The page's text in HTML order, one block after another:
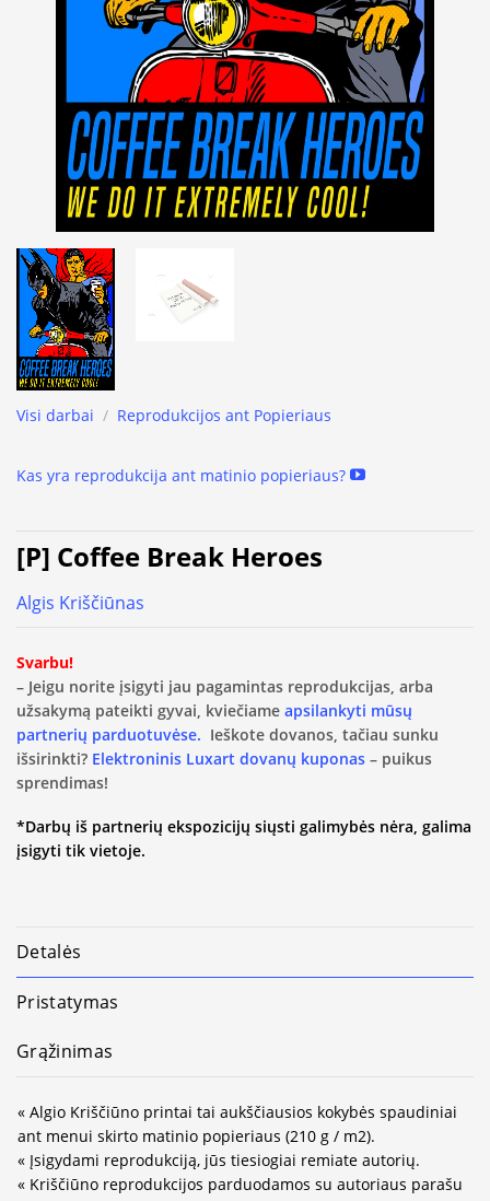
Visi darbai / Reprodukcijos ant Popieriaus
Kas yra reprodukcija ant matinio popieriaus?
[P] Coffee Break Heroes
Algis Kriščiūnas
Svarbu!
– Jeigu norite įsigyti jau pagamintas reprodukcijas, arba
užsakymą pateikti gyvai, kviečiame apsilankyti mūsų
partnerių parduotuvėse. Ieškote dovanos, tačiau sunku
išsirinkti? Elektroninis Luxart dovanų kuponas – puikus
sprendimas!
*Darbų iš partnerių ekspozicijų siųsti galimybės nėra, galima
įsigyti tik vietoje.
Detalės
Pristatymas
Grąžinimas
« Algio Kriščiūno printai tai aukščiausios kokybės spaudiniai
ant menui skirto matinio popieriaus (210 g / m2).
« Įsigydami reprodukciją, jūs tiesiogiai remiate autorių.
« Kriščiūno reprodukcijos parduodamos su autoriaus parašu